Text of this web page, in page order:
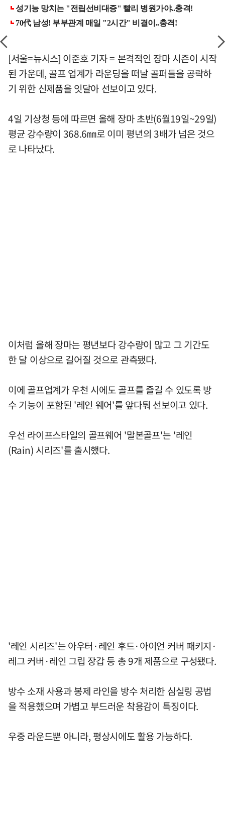
[서울=뉴시스] 이준호 기자 = 본격적인 장마 시즌이 시작
된 가운데, 골프 업계가 라운딩을 떠날 골퍼들을 공략하
기 위한 신제품을 잇달아 선보이고 있다.
4일 기상청 등에 따르면 올해 장마 초반(6월19일~29일)
평균 강수량이 368.6㎜로 이미 평년의 3배가 넘은 것으
로 나타났다.
이처럼 올해 장마는 평년보다 강수량이 많고 그 기간도
한 달 이상으로 길어질 것으로 관측됐다.
이에 골프업계가 우천 시에도 골프를 즐길 수 있도록 방
수 기능이 포함된 '레인 웨어'를 앞다퉈 선보이고 있다.
우선 라이프스타일의 골프웨어 '말본골프'는 '레인
(Rain) 시리즈'를 출시했다.
'레인 시리즈'는 아우터·레인 후드·아이언 커버 패키지·
레그 커버·레인 그립 장갑 등 총 9개 제품으로 구성됐다.
방수 소재 사용과 봉제 라인을 방수 처리한 심실링 공법
을 적용했으며 가볍고 부드러운 착용감이 특징이다.
우중 라운드뿐 아니라, 평상시에도 활용 가능하다.